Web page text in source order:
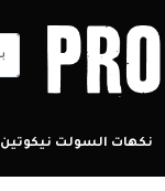
نكهات السولت نيكوتين